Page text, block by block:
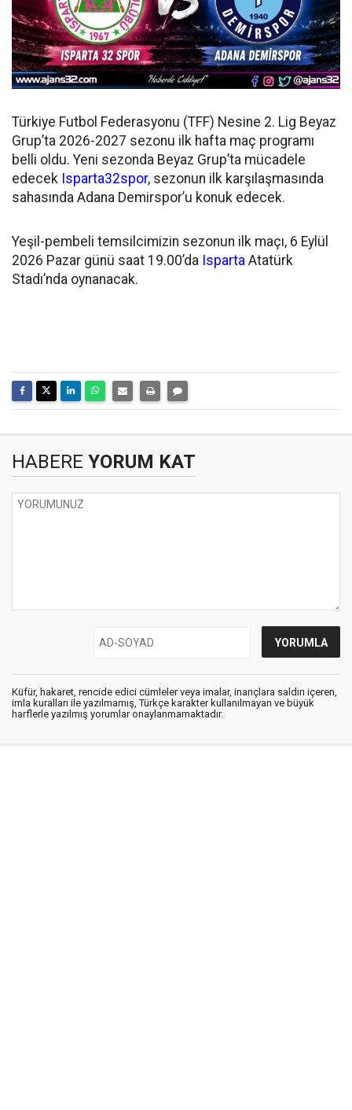
Türkiye Futbol Federasyonu (TFF) Nesine 2. Lig Beyaz
Grup’ta 2026-2027 sezonu ilk hafta maç programı
belli oldu. Yeni sezonda Beyaz Grup’ta mücadele
edecek Isparta32spor, sezonun ilk karşılaşmasında
sahasında Adana Demirspor’u konuk edecek.
Yeşil-pembeli temsilcimizin sezonun ilk maçı, 6 Eylül
2026 Pazar günü saat 19.00’da Isparta Atatürk
Stadı’nda oynanacak.
HABERE YORUM KAT
Küfür, hakaret, rencide edici cümleler veya imalar, inançlara saldırı içeren,
imla kuralları ile yazılmamış, Türkçe karakter kullanılmayan ve büyük
harflerle yazılmış yorumlar onaylanmamaktadır.